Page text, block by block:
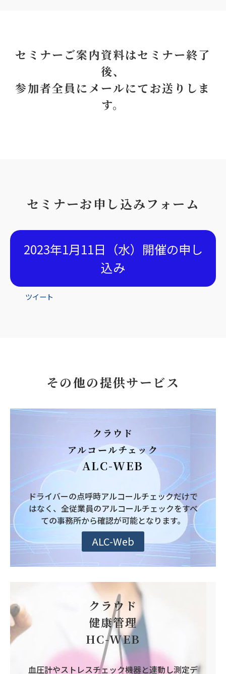
セミナーご案内資料はセミナー終了
後、
参加者全員にメールにてお送りしま
す。
セミナーお申し込みフォーム
2023年1月11日（水）開催の申し
込み
ツイート
その他の提供サービス
クラウド
アルコールチェック
ALC-WEB
ドライバーの点呼時アルコールチェックだけで
はなく、全従業員のアルコールチェックをすべ
ての事務所から確認が可能となります。
ALC-Web
クラウド
健康管理
HC-WEB
血圧計やストレスチェック機器と連動し測定デ